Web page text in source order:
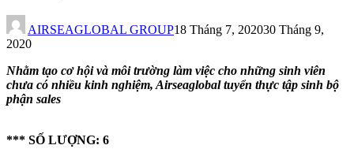
AIRSEAGLOBAL GROUP18 Tháng 7, 202030 Tháng 9,
2020
Nhằm tạo cơ hội và môi trường làm việc cho những sinh viên
chưa có nhiều kinh nghiệm, Airseaglobal tuyển thực tập sinh bộ
phận sales
*** SỐ LƯỢNG: 6